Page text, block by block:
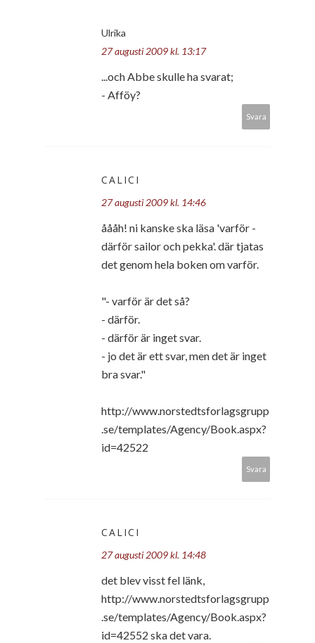
Ulrika
27 augusti 2009 kl. 13:17
...och Abbe skulle ha svarat;
- Afföy?
Svara
CALICI
27 augusti 2009 kl. 14:46
åååh! ni kanske ska läsa 'varför -
därför sailor och pekka'. där tjatas
det genom hela boken om varför.
"- varför är det så?
- därför.
- därför är inget svar.
- jo det är ett svar, men det är inget
bra svar."
http://www.norstedtsforlagsgrupp
.se/templates/Agency/Book.aspx?
id=42522
Svara
CALICI
27 augusti 2009 kl. 14:48
det blev visst fel länk,
http://www.norstedtsforlagsgrupp
.se/templates/Agency/Book.aspx?
id=42552 ska det vara.